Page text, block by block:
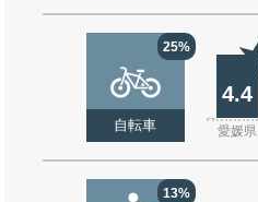
25%
自転車
4.4
愛媛県
13%